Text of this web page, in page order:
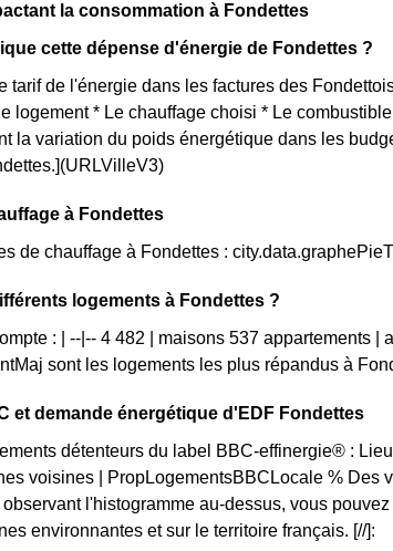
la consommation à Fondettes
cette dépense d'énergie de Fondettes ?
tarif de l'énergie dans les factures des
logement * Le chauffage choisi * Le
la variation du poids énergétique dans les
à Fondettes
de chauffage à Fondettes :
logements à Fondettes ?
: | --|-- 4 482 | maisons 537 appartements |
sont les logements les plus répandus à
et demande énergétique d'EDF Fondettes
détenteurs du label BBC-effinergie® :
voisines | PropLogementsBBCLocale % Des
l'histogramme au-dessus, vous
environnantes et sur le territoire français. [//]: